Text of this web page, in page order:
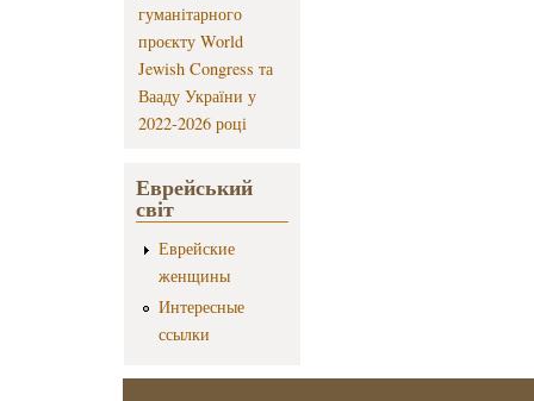
гуманітарного
проєкту World
Jewish Congress та
Вааду України у
2022-2026 році
Еврейський
світ
Еврейские
женщины
Интересные
ссылки